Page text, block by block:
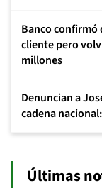
Banco confirmó
cliente pero
millones
Denuncian a
cadena
Últimas